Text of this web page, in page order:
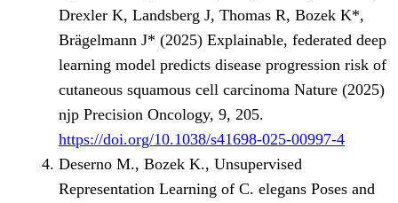
Drexler K, Landsberg J, Thomas R, Bozek K*,
Brägelmann J* (2025) Explainable, federated deep
learning model predicts disease progression risk of
cutaneous squamous cell carcinoma Nature (2025)
njp Precision Oncology, 9, 205.
https://doi.org/10.1038/s41698-025-00997-4
Deserno M., Bozek K., Unsupervised
Representation Learning of C. elegans Poses and